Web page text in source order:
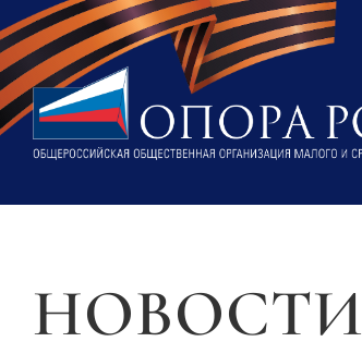
НОВОСТИ